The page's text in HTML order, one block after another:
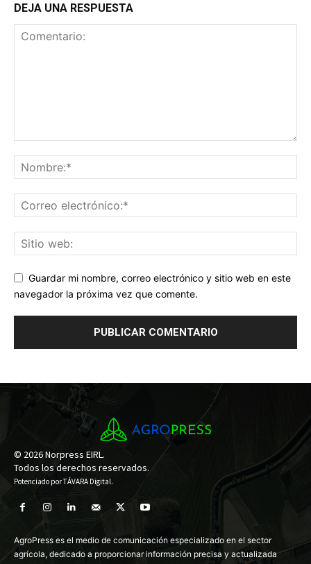
DEJA UNA RESPUESTA
Guardar mi nombre, correo electrónico y sitio web en este
navegador la próxima vez que comente.
© 2026 Norpress EIRL.
Todos los derechos reservados.
Potenciado porTÁVARA Digital.
AgroPress es el medio de comunicación especializado en el sector
agrícola, dedicado a proporcionar información precisa y actualizada